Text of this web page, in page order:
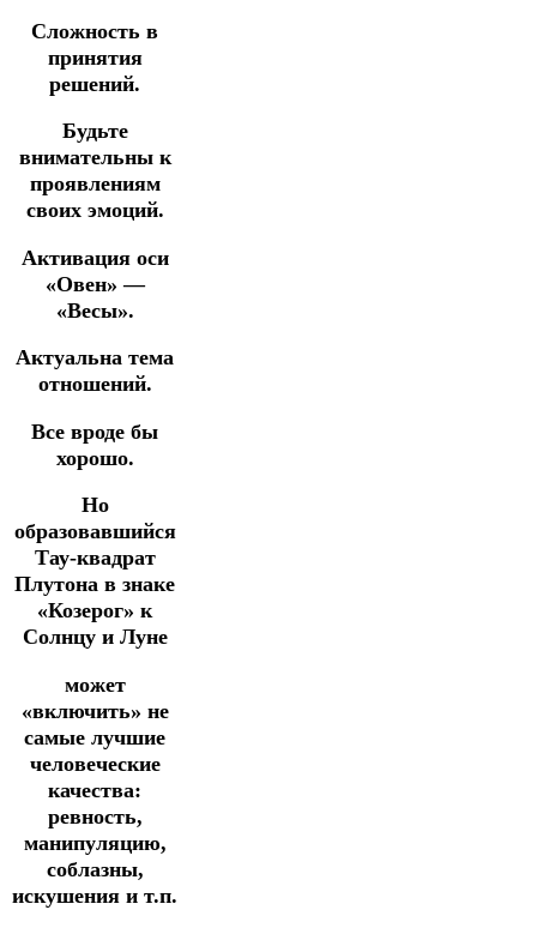
Сложность в
принятия
решений.
Будьте
внимательны к
проявлениям
своих эмоций.
Активация оси
«Овен» —
«Весы».
Актуальна тема
отношений.
Все вроде бы
хорошо.
Но
образовавшийся
Тау-квадрат
Плутона в знаке
«Козерог» к
Солнцу и Луне
может
«включить» не
самые лучшие
человеческие
качества:
ревность,
манипуляцию,
соблазны,
искушения и т.п.